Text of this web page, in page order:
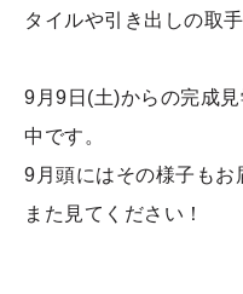
タイルや引き出しの取
9 月9 日 (土)からの完成
中です。
9 月頭にはその様子も
また見てください！